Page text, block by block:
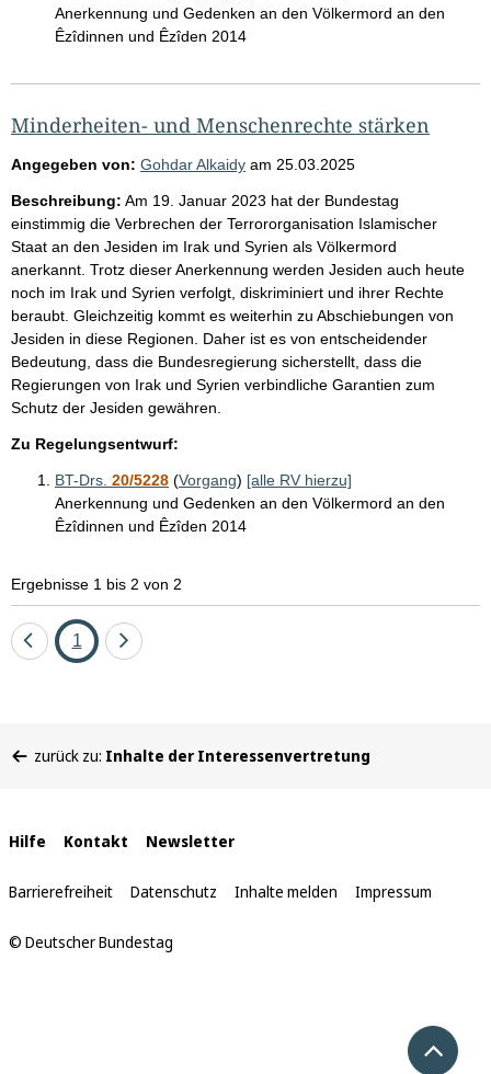
Anerkennung und Gedenken an den Völkermord an den
Êzîdinnen und Êzîden 2014
Minderheiten- und Menschenrechte stärken
Angegeben von: Gohdar Alkaidy am 25.03.2025
Beschreibung: Am 19. Januar 2023 hat der Bundestag
einstimmig die Verbrechen der Terrororganisation Islamischer
Staat an den Jesiden im Irak und Syrien als Völkermord
anerkannt. Trotz dieser Anerkennung werden Jesiden auch heute
noch im Irak und Syrien verfolgt, diskriminiert und ihrer Rechte
beraubt. Gleichzeitig kommt es weiterhin zu Abschiebungen von
Jesiden in diese Regionen. Daher ist es von entscheidender
Bedeutung, dass die Bundesregierung sicherstellt, dass die
Regierungen von Irak und Syrien verbindliche Garantien zum
Schutz der Jesiden gewähren.
Zu Regelungsentwurf:
BT-Drs. 20/5228 (Vorgang) [alle RV hierzu]
Anerkennung und Gedenken an den Völkermord an den
Êzîdinnen und Êzîden 2014
Ergebnisse 1 bis 2 von 2
EineSeite
1
Eine
befinden
zurück zu: Inhalte der Interessenvertretung
Interne
Links
Hilfe Kontakt Newsletter
Barrierefreiheit Datenschutz Inhalte melden Impressum
© Deutscher Bundestag